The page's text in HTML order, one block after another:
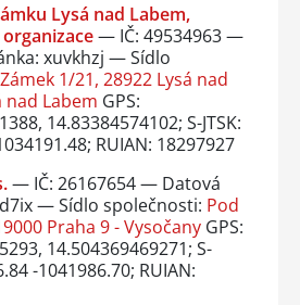
Lysá nad Labem,
— IČ: 49534963 —
xuvkhzj — Sídlo
Zámek 1/21, 28922 Lysá nad
nad Labem GPS:
14.83384574102; S-JTSK:
RUIAN: 18297927
— IČ: 26167654 — Datová
— Sídlo společnosti: Pod
Praha 9 - VysočanyGPS:
14.504369469271; S-
-1041986.70; RUIAN: